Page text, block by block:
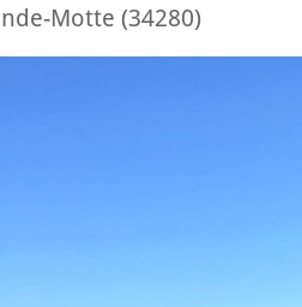
Motte (34280)